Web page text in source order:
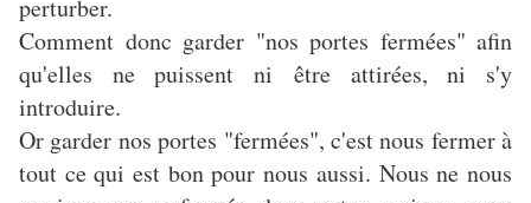
perturber.
Comment donc garder "nos portes fermées" afin
qu'elles ne puissent ni être attirées, ni s'y
introduire.
Or garder nos portes "fermées", c'est nous fermer à
tout ce qui est bon pour nous aussi. Nous ne nous